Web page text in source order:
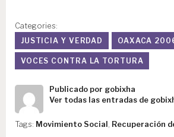
Categories:
JUSTICIA Y VERDAD
OAXACA
VOCES CONTRA LA TORTURA
Publicado por gobixha
Ver todas las entradas de
Tags: Movimiento Social , Recuperación